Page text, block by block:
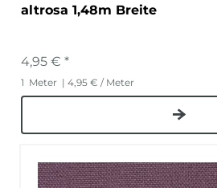
altrosa 1,48m Breite
4,95 € *
1 Meter | 4,95 € / Meter